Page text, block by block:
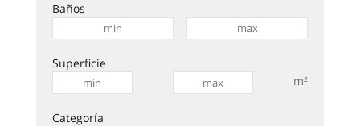
Baños
Superficie
m²
Categoría